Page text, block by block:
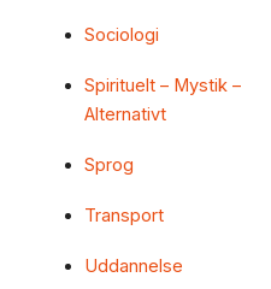
Sociologi
Spirituelt – Mystik –
Alternativt
Sprog
Transport
Uddannelse